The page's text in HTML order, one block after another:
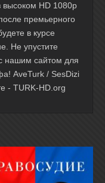
высоком HD 1080p
премьерного
в курсе
Не упустите
нашим сайтом для
AveTurk / SesDizi
- TURK-HD.org